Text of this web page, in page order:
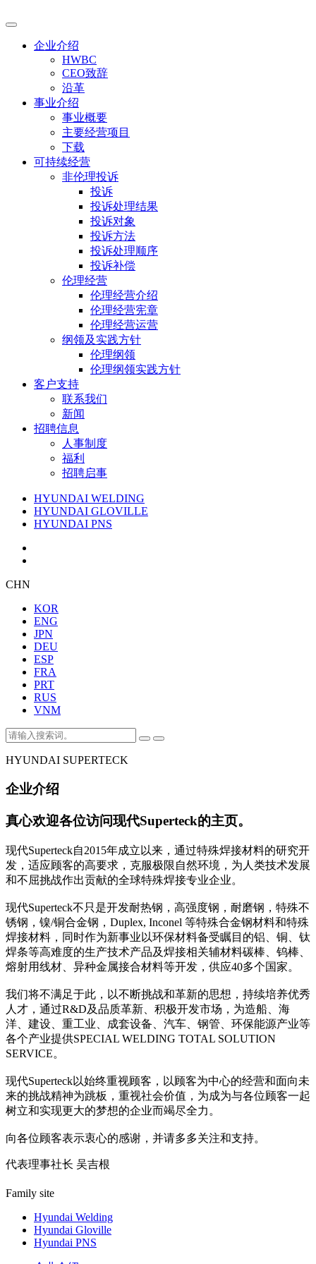
企业介绍
HWBC
CEO致辞
沿革
事业介绍
事业概要
主要经营项目
下载
可持续经营
非伦理投诉
投诉
投诉处理结果
投诉对象
投诉方法
投诉处理顺序
投诉补偿
伦理经营
伦理经营介绍
伦理经营宪章
伦理经营运营
纲领及实践方针
伦理纲领
伦理纲领实践方针
客户支持
联系我们
新闻
招聘信息
人事制度
福利
招聘启事
HYUNDAI WELDING
HYUNDAI GLOVILLE
HYUNDAI PNS
CHN
KOR
ENG
JPN
DEU
ESP
FRA
PRT
RUS
VNM
HYUNDAI SUPERTECK
企业介绍
真心欢迎各位访问现代Superteck的主页。
现代Superteck自2015年成立以来，通过特殊焊接材料的研究开
发，适应顾客的高要求，克服极限自然环境，为人类技术发展
和不屈挑战作出贡献的全球特殊焊接专业企业。
现代Superteck不只是开发耐热钢，高强度钢，耐磨钢，特殊不
锈钢，镍/铜合金钢，Duplex, Inconel 等特殊合金钢材料和特殊
焊接材料，同时作为新事业以环保材料备受瞩目的铝、铜、钛
焊条等高难度的生产技术产品及焊接相关辅材料碳棒、钨棒、
熔射用线材、异种金属接合材料等开发，供应40多个国家。
我们将不满足于此，以不断挑战和革新的思想，持续培养优秀
人才，通过R&D及品质革新、积极开发市场，为造船、海
洋、建设、重工业、成套设备、汽车、钢管、环保能源产业等
各个产业提供SPECIAL WELDING TOTAL SOLUTION
SERVICE。
现代Superteck以始终重视顾客，以顾客为中心的经营和面向未
来的挑战精神为跳板，重视社会价值，为成为与各位顾客一起
树立和实现更大的梦想的企业而竭尽全力。
向各位顾客表示衷心的感谢，并请多多关注和支持。
代表理事社长 吴吉根
Family site
Hyundai Welding
Hyundai Gloville
Hyundai PNS